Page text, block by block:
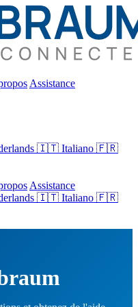
Assistance
🇮🇹 Italiano 🇫🇷
Assistance
🇮🇹 Italiano 🇫🇷